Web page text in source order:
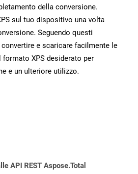
della conversione.
sul tuo dispositivo una volta
Seguendo questi
convertire e scaricare facilmente le
formato XPS desiderato per
e un ulteriore utilizzo.
API REST Aspose.Total